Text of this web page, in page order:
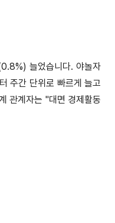
늘었습니다.야놀자
주간 단위로 빠르게 늘고
관계자는 "대면 경제활동